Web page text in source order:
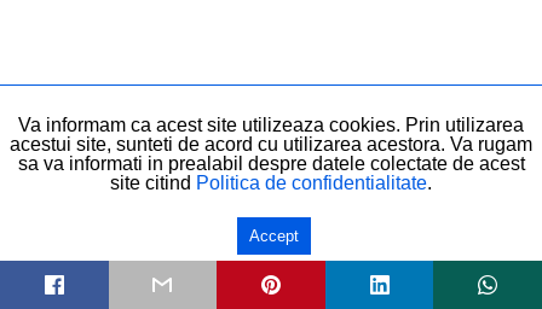
O întristează cel mai tare cum reacționează
oamenii la invidie, pentru că ajung la
denigrare și tot felul de alte metode pentru a
te pune mai prejos pentru ca ei să fie bine.
Va informam ca acest site utilizeaza cookies. Prin utilizarea
acestui site, sunteti de acord cu utilizarea acestora. Va rugam
sa va informati in prealabil despre datele colectate de acest
site citind Politica de confidentialitate.
Accept